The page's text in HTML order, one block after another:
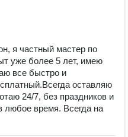
я частный мастер по
уже более 5 лет, имею
все быстро и
оставляю
24/7, без праздников и
любое время. Всегда на